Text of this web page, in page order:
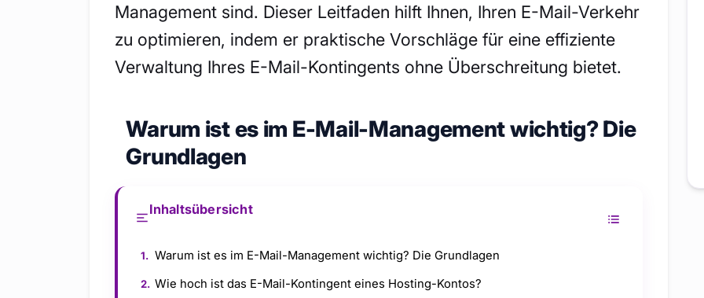
Management sind. Dieser Leitfaden hilft Ihnen, Ihren E-Mail-Verkehr
zu optimieren, indem er praktische Vorschläge für eine effiziente
Verwaltung Ihres E-Mail-Kontingents ohne Überschreitung bietet.
Warum ist es im E-Mail-Management wichtig? Die
Grundlagen
Inhaltsübersicht
Warum ist es im E-Mail-Management wichtig? Die Grundlagen
Wie hoch ist das E-Mail-Kontingent eines Hosting-Kontos?